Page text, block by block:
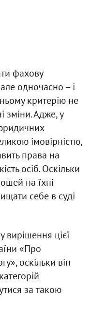
фахову
одночасно – і
критерію не
зміни. Адже, у
імовірністю,
права на
осіб. Оскільки
на їхні
себе в суді
цієї
«Про
оскільки він
за такою